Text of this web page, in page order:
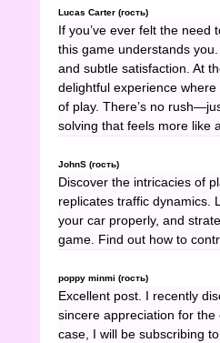
Lucas Carter (гость)
If you’ve ever felt the
this game understands
and subtle satisfaction. At
delightful experience
of play. There’s no
solving that feels more like
JohnS (гость)
Discover the intricacies of
replicates traffic dynamics.
your car properly, and
game. Find out how to
poppy minmi (гость)
Excellent post. I recently
sincere appreciation for
case, I will be subscribing